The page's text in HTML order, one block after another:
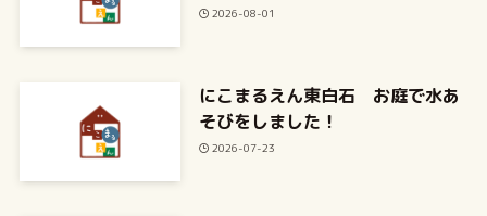
2026-08-01
にこまるえん東白石 お庭で水あ
そびをしました！
2026-07-23